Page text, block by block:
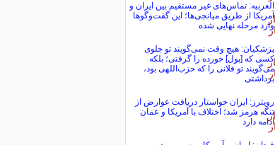
العربیه: تماس‌های غیر مستقیم بین ایران و
آمریکا از طریق میانجی‌ها؛ این گفت‌و‌گو‌ها
وارد مرحله نهایی شده
پزشکیان: هیچ وقت نمی‌گویند تو جلوی
کسی که [پول] خورده را گرفتی؛ بلکه
می‌گویند تو فلانی را که حزب‌اللهی بود،
برداشتی
رویترز: ایران خواستار دریافت عوارض از
تنگه هرمز شد؛ اختلاف با آمریکا و عمان
ادامه دارد